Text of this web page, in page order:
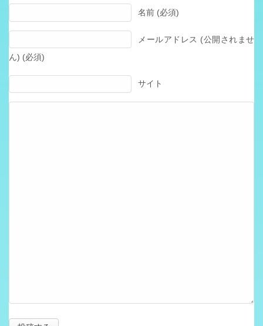
名前 (必須)
メールアドレス (公開されませ
ん) (必須)
サイト